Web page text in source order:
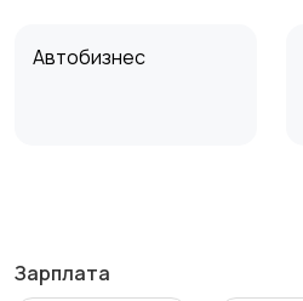
Автобизнес
Зарплата